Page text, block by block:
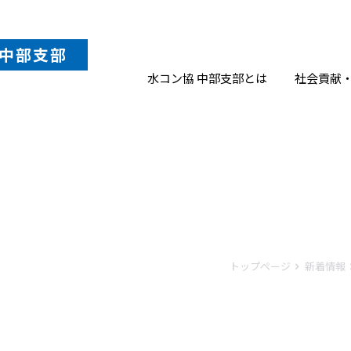
部支部
水コン協 中部支部とは 社会貢献
トップページ 新着情報